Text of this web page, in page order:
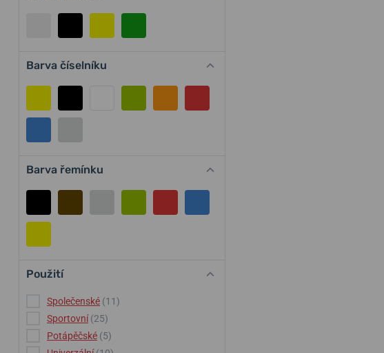
Barva číselníku
Barva řemínku
Použití
Společenské (11)
Sportovní (25)
Potápěčské (5)